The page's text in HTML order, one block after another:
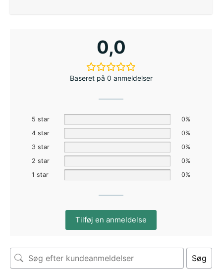
0,0
Baseret på 0 anmeldelser
5 star
0%
4 star
0%
3 star
0%
2 star
0%
1 star
0%
Tilføj en anmeldelse
Søg